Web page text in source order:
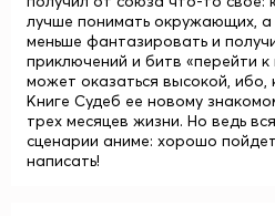
лучше понимать окружающих, а
меньше фантазировать и
приключений и битв «перейти
может оказаться высокой, ибо,
Книге Судеб ее новому
трех месяцев жизни. Но ведь
сценарии аниме: хорошо
написать!